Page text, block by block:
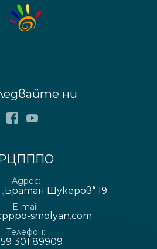
Адрес
Шукеров“ 19
E-mail
smolyan.com
Телефон
301 89909
ни
Facebook